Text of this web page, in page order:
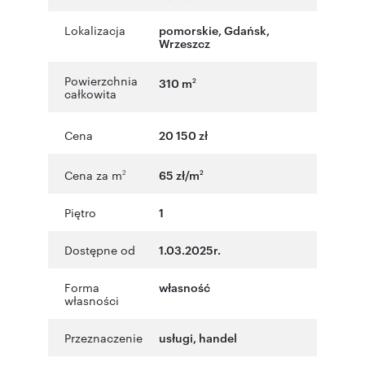
Lokalizacja pomorskie, Gdańsk,
Wrzeszcz
Powierzchnia
całkowita
310 m2
Cena 20 150 zł
Cena za m2 65 zł/m2
Piętro 1
Dostępne od 1.03.2025r.
Forma
własności
własność
Przeznaczenie usługi, handel